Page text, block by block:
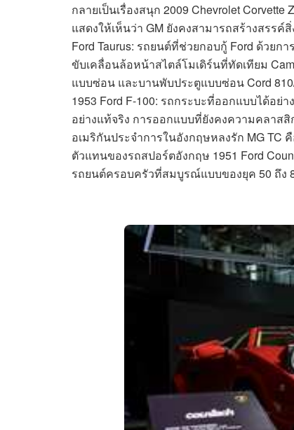
กลายเป็นเรื่องสนุก 2009 Chevrolet Corvette
แสดงให้เห็นว่า GM ยังคงสามารถสร้างสรร
Ford Taurus: รถยนต์ที่ช่วยกอบกู้ Ford ด้วย
ขับเคลื่อนล้อหน้าสไตล์โมเดิร์นที่ทัดเทียม
แบบซ่อน และบานพับประตูแบบซ่อน Cord
1953 Ford F-100: รถกระบะที่ออกแบบได้อ
อย่างแท้จริง การออกแบบที่ยังคงความคลาส
อเมริกันประจำการในอังกฤษหลงรัก MG TC
ตัวแทนของรถสปอร์ตอังกฤษ 1951 Ford
รถยนต์ครอบครัวที่สมบูรณ์แบบของยุค 50 ถึง